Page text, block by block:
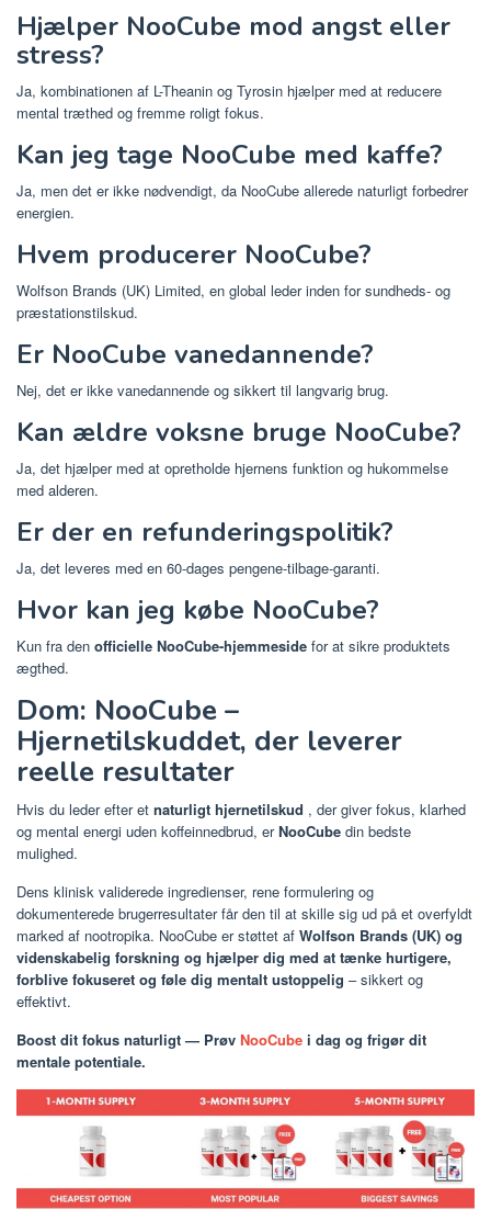
Hjælper NooCube mod angst eller
stress?
Ja, kombinationen af ​​L-Theanin og Tyrosin hjælper med at reducere
mental træthed og fremme roligt fokus.
Kan jeg tage NooCube med kaffe?
Ja, men det er ikke nødvendigt, da NooCube allerede naturligt forbedrer
energien.
Hvem producerer NooCube?
Wolfson Brands (UK) Limited, en global leder inden for sundheds- og
præstationstilskud.
Er NooCube vanedannende?
Nej, det er ikke vanedannende og sikkert til langvarig brug.
Kan ældre voksne bruge NooCube?
Ja, det hjælper med at opretholde hjernens funktion og hukommelse
med alderen.
Er der en refunderingspolitik?
Ja, det leveres med en 60-dages pengene-tilbage-garanti.
Hvor kan jeg købe NooCube?
Kun fra den officielle NooCube-hjemmeside for at sikre produktets
ægthed.
Dom: NooCube –
Hjernetilskuddet, der leverer
reelle resultater
Hvis du leder efter et naturligt hjernetilskud , der giver fokus, klarhed
og mental energi uden koffeinnedbrud, erNooCube din bedste
mulighed.
Dens klinisk validerede ingredienser, rene formulering og
dokumenterede brugerresultater får den til at skille sig ud på et overfyldt
marked af nootropika. NooCube er støttet af Wolfson Brands (UK) og
videnskabelig forskning og hjælper dig med at tænke hurtigere,
forblive fokuseret og føle dig mentalt ustoppelig – sikkert og
effektivt.
Boost dit fokus naturligt — Prøv NooCube i dag og frigør dit
mentale potentiale.